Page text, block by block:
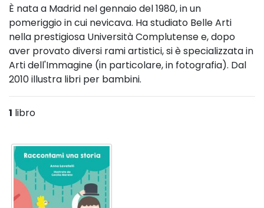
È nata a Madrid nel gennaio del 1980, in un
pomeriggio in cui nevicava. Ha studiato Belle Arti
nella prestigiosa Università Complutense e, dopo
aver provato diversi rami artistici, si è specializzata in
Arti dell'Immagine (in particolare, in fotografia). Dal
2010 illustra libri per bambini.
1 libro